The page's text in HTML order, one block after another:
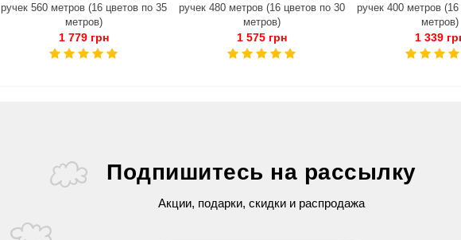
ручек 560 метров (16 цветов по 35
метров)
1 779 грн
ручек 480 метров (16 цветов по 30
метров)
1 575 грн
ручек 400 метров
метров)
1 339
Подпишитесь на рассылку
Акции, подарки, скидки и распродажа